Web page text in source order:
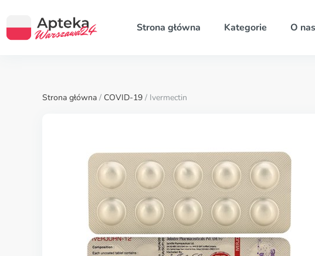
Strona główna Kategorie O nas
Strona główna / COVID-19 / Ivermectin